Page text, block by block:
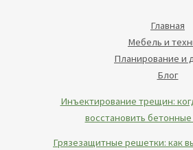
Главная
Мебель и
Планирование и
Блог
Инъектирование трещин:
восстановить
Грязезащитные решетки: как